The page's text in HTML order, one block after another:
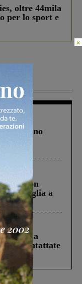
oltre 44mila
per lo sport e
morirono
il
la figlia a
Billal. La
contattate
×